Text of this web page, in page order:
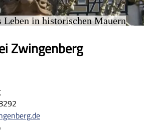
Leben in historischen Mauern
Zwingenberg